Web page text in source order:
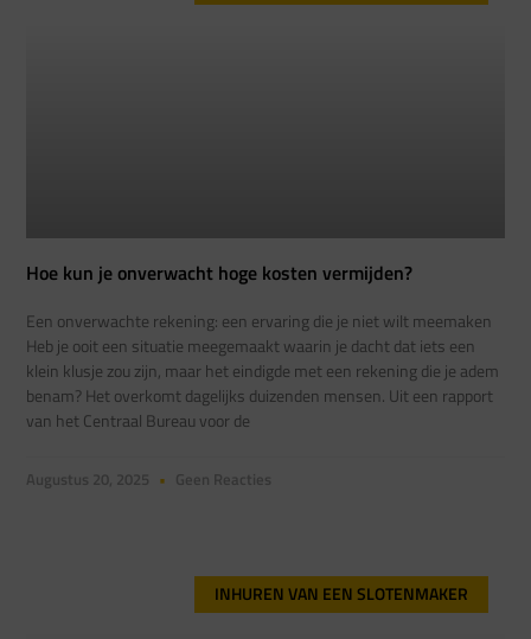
Hoe kun je onverwacht hoge kosten vermijden?
Een onverwachte rekening: een ervaring die je niet wilt meemaken
Heb je ooit een situatie meegemaakt waarin je dacht dat iets een
klein klusje zou zijn, maar het eindigde met een rekening die je adem
benam? Het overkomt dagelijks duizenden mensen. Uit een rapport
van het Centraal Bureau voor de
Augustus 20, 2025 Geen Reacties
INHUREN VAN EEN SLOTENMAKER